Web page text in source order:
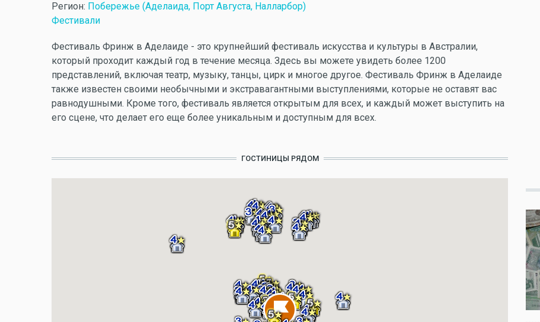
Регион: Побережье (Аделаида, Порт Августа, Налларбор)
Фестивали
Фестиваль Фринж в Аделаиде - это крупнейший фестиваль искусства и культуры в Австралии,
который проходит каждый год в течение месяца. Здесь вы можете увидеть более 1200
представлений, включая театр, музыку, танцы, цирк и многое другое. Фестиваль Фринж в Аделаиде
также известен своими необычными и экстравагантными выступлениями, которые не оставят вас
равнодушными. Кроме того, фестиваль является открытым для всех, и каждый может выступить на
его сцене, что делает его еще более уникальным и доступным для всех.
ГОСТИНИЦЫ РЯДОМ